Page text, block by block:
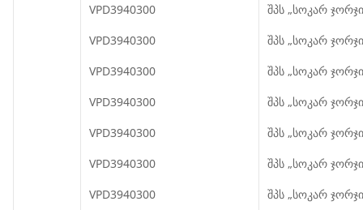
VPD3940300
შპს „სოკარ
VPD3940300
შპს „სოკარ
VPD3940300
შპს „სოკარ
VPD3940300
შპს „სოკარ
VPD3940300
შპს „სოკარ
VPD3940300
შპს „სოკარ
VPD3940300
შპს „სოკარ